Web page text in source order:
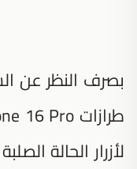
بصرف النظر عن
لأزرار الحالة